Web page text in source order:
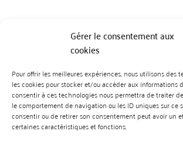
Gérer le consentement aux
cookies
Pour offrir les meilleures expériences, nous utilisons des
les cookies pour stocker et/ou accéder aux informations
consentir à ces technologies nous permettra de traiter
le comportement de navigation ou les ID uniques sur ce
consentir ou de retirer son consentement peut avoir un
certaines caractéristiques et fonctions.
BP 70023 - 49610 JUIGNE
Tél :07 88 99 01 07